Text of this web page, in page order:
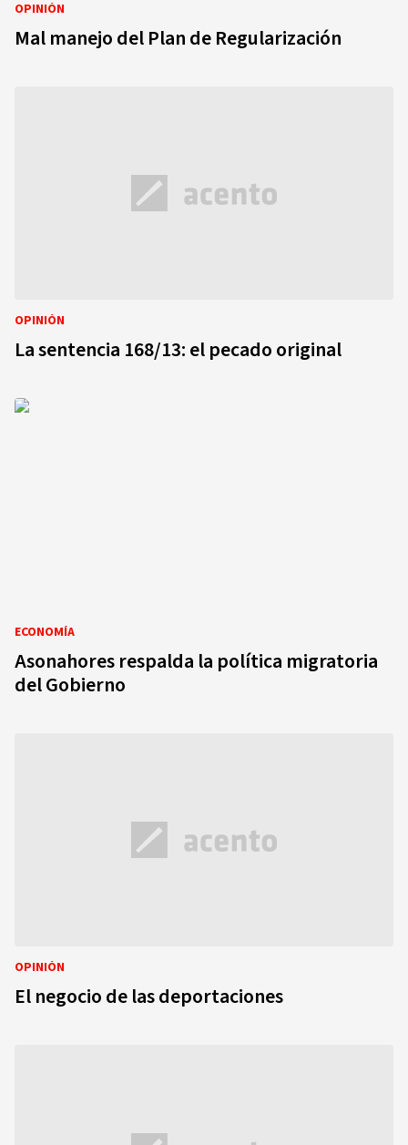
OPINIÓN
Mal manejo del Plan de Regularización
OPINIÓN
La sentencia 168/13: el pecado original
ECONOMÍA
Asonahores respalda la política migratoria
del Gobierno
OPINIÓN
El negocio de las deportaciones